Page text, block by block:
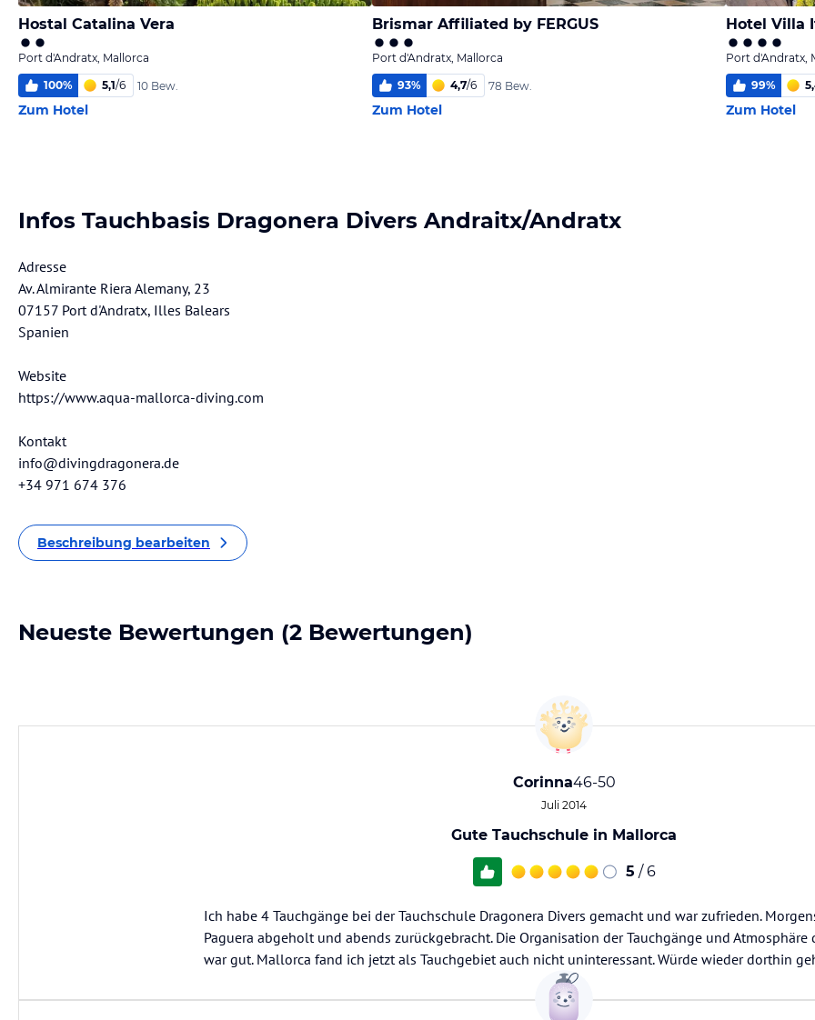
Hostal Catalina Vera
Port d'Andratx, Mallorca
100% 5,1/6 10 Bew.
Zum Hotel
Brismar Affiliated by FERGUS
Port d'Andratx, Mallorca
93% 4,7/6 78 Bew.
Zum Hotel
Hotel Villa
Port d'Andratx,
99%
Zum Hotel
Infos Tauchbasis Dragonera Divers Andraitx/Andratx
Adresse
Av. Almirante Riera Alemany, 23
07157 Port d'Andratx, Illes Balears
Spanien
Website
https://www.aqua-mallorca-diving.com
Kontakt
info@divingdragonera.de
+34 971 674 376
Beschreibung bearbeiten
Neueste Bewertungen (2 Bewertungen)
Corinna46-50
Juli 2014
Gute Tauchschule in Mallorca
5 / 6
Ich habe 4 Tauchgänge bei der Tauchschule Dragonera Divers gemacht und war zufrieden.
Paguera abgeholt und abends zurückgebracht. Die Organisation der Tauchgänge und Atmosphäre
war gut. Mallorca fand ich jetzt als Tauchgebiet auch nicht uninteressant. Würde wieder dorthin